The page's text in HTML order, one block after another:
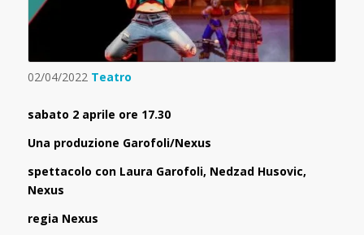
02/04/2022 Teatro
sabato 2 aprile ore 17.30
Una produzione Garofoli/Nexus
spettacolo con Laura Garofoli, Nedzad Husovic,
Nexus
regia Nexus